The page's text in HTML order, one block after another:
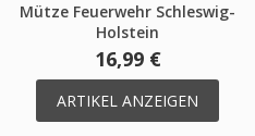
Mütze Feuerwehr Schleswig-
Holstein
16,99 €
ARTIKEL ANZEIGEN